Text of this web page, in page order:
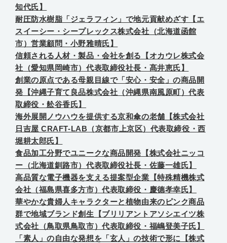
知代氏】
耐圧防水樹脂「ジェラフィン」で地元貢献めざす【エ
スイーシー・シープレックス株式会社（北海道函館
市）営業顧問・小野雅晴氏】
信頼される人材・製品・会社を創る【オカウレ株式会
社（愛知県岡崎市）代表取締役社長・髙井恵氏】
創業の原点である母親目線で「安心・安全」の商品開
発【沖縄子育て良品株式会社（沖縄県南風原町）代表
取締役・舩谷香氏】
海外展開ノウハウを提供する京和傘の老舗【株式会社
日吉屋 CRAFT-LAB（京都市上京区）代表取締役・西
堀耕太郎氏】
食品加工分野でユニークな商品開発【株式会社ニッコ
ー（北海道釧路市）代表取締役社長・佐藤一雄氏】
高品質な電子機器を支える提案型企業【特殊精機株式
会社（福島県喜多方市）代表取締役・慶德孝幸氏】
華やかな貴婦人キャラクターと植物由来のピンク商品
群で地域ブランド創生【ブリリアントアソシエイツ株
式会社（鳥取県鳥取市）代表取締役・福嶋登美子氏】
「素人」の自由な発想を「玄人」の技術で形に【株式